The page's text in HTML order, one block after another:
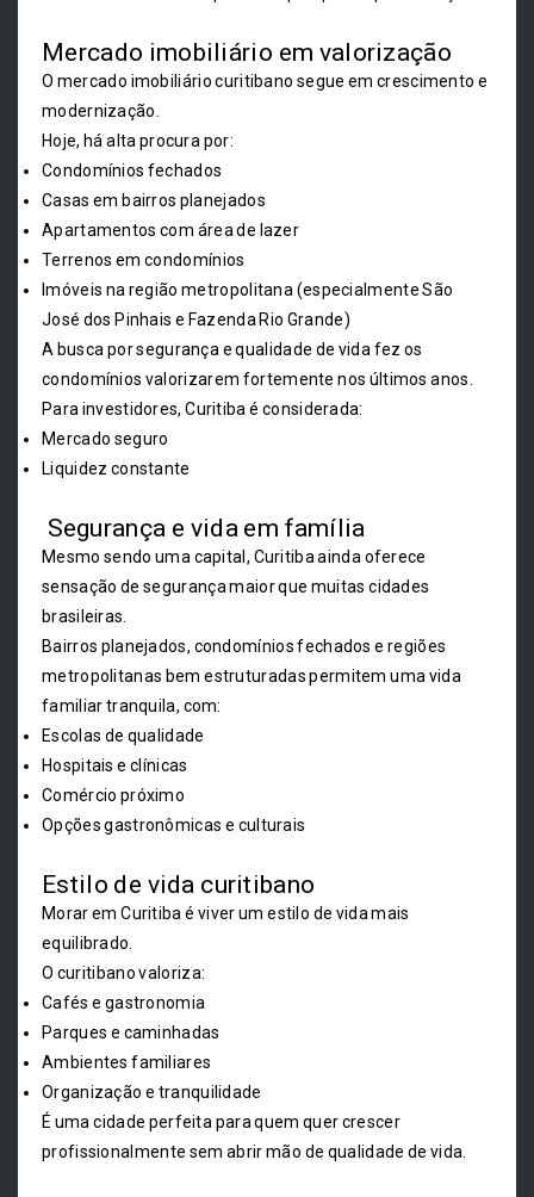
Mercado imobiliário em valorização
O mercado imobiliário curitibano segue em crescimento e
modernização.
Hoje, há alta procura por:
Condomínios fechados
Casas em bairros planejados
Apartamentos com área de lazer
Terrenos em condomínios
Imóveis na região metropolitana (especialmente São
José dos Pinhais e Fazenda Rio Grande)
A busca por segurança e qualidade de vida fez os
condomínios valorizarem fortemente nos últimos anos.
Para investidores, Curitiba é considerada:
Mercado seguro
Liquidez constante
Segurança e vida em família
Mesmo sendo uma capital, Curitiba ainda oferece
sensação de segurança maior que muitas cidades
brasileiras.
Bairros planejados, condomínios fechados e regiões
metropolitanas bem estruturadas permitem uma vida
familiar tranquila, com:
Escolas de qualidade
Hospitais e clínicas
Comércio próximo
Opções gastronômicas e culturais
Estilo de vida curitibano
Morar em Curitiba é viver um estilo de vida mais
equilibrado.
O curitibano valoriza:
Cafés e gastronomia
Parques e caminhadas
Ambientes familiares
Organização e tranquilidade
É uma cidade perfeita para quem quer crescer
profissionalmente sem abrir mão de qualidade de vida.